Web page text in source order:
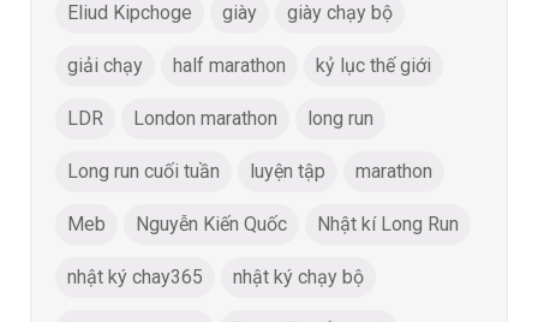
Eliud Kipchoge giày giày chạy bộ
giải chạy half marathon kỷ lục thế giới
LDR London marathon long run
Long run cuối tuần luyện tập marathon
Meb Nguyễn Kiến Quốc Nhật kí Long Run
nhật ký chay365 nhật ký chạy bộ